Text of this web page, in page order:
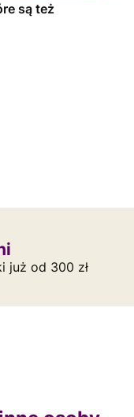
są też
już od 300 zł